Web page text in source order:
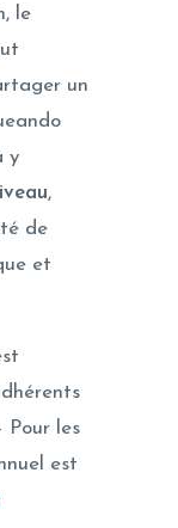
le
un
y
,
de
et
Pour les
est